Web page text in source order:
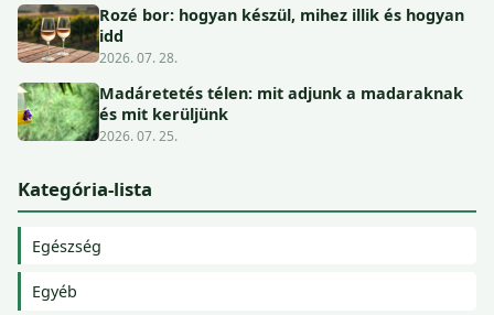
Rozé bor: hogyan készül, mihez illik és hogyan
idd
2026. 07. 28.
Madáretetés télen: mit adjunk a madaraknak
és mit kerüljünk
2026. 07. 25.
Kategória-lista
Egészség
Egyéb